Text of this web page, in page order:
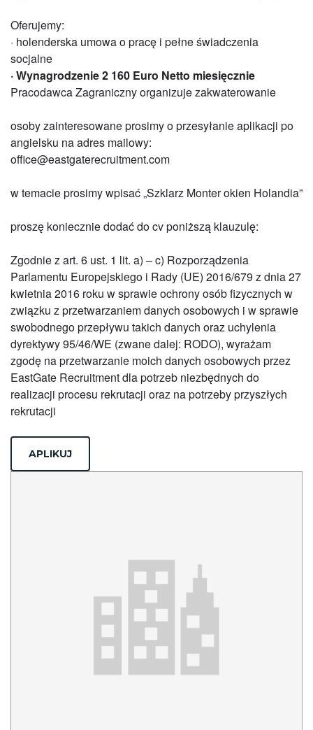
Oferujemy:
· holenderska umowa o pracę i pełne świadczenia
socjalne
· Wynagrodzenie 2 160 Euro Netto miesięcznie
Pracodawca Zagraniczny organizuje zakwaterowanie
osoby zainteresowane prosimy o przesyłanie aplikacji po
angielsku na adres mailowy:
office@eastgaterecruitment.com
w temacie prosimy wpisać „Szklarz Monter okien Holandia”
proszę koniecznie dodać do cv poniższą klauzulę:
Zgodnie z art. 6 ust. 1 lit. a) – c) Rozporządzenia
Parlamentu Europejskiego i Rady (UE) 2016/679 z dnia 27
kwietnia 2016 roku w sprawie ochrony osób fizycznych w
związku z przetwarzaniem danych osobowych i w sprawie
swobodnego przepływu takich danych oraz uchylenia
dyrektywy 95/46/WE (zwane dalej: RODO), wyrażam
zgodę na przetwarzanie moich danych osobowych przez
EastGate Recruitment dla potrzeb niezbędnych do
realizacji procesu rekrutacji oraz na potrzeby przyszłych
rekrutacji